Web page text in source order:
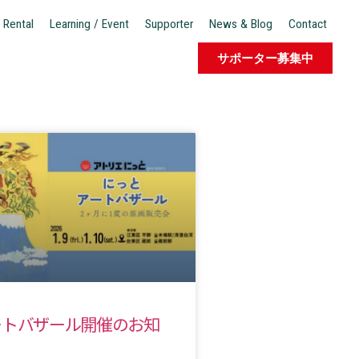
Learning / Event Supporter News & Blog Contact
サポーター募集中
バザール開催のお知